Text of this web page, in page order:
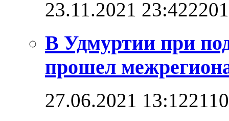
23.11.2021 23:42
В Удмуртии при
прошел
27.06.2021 13:12